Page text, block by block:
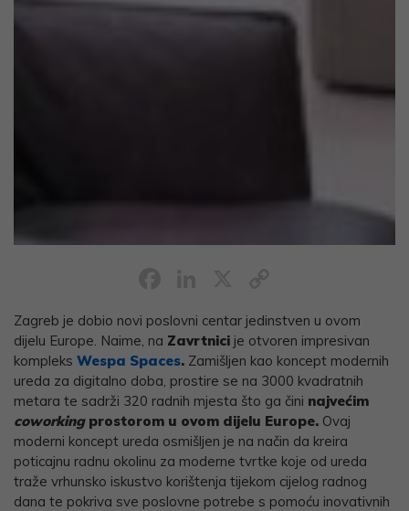
Link
Zagreb je dobio novi poslovni centar jedinstven u ovom
dijelu Europe. Naime, na Zavrtnici je otvoren impresivan
kompleks Wespa Spaces. Zamišljen kao koncept modernih
ureda za digitalno doba, prostire se na 3000 kvadratnih
metara te sadrži 320 radnih mjesta što ga čini najvećim
coworkingprostorom u ovom dijelu Europe. Ovaj
moderni koncept ureda osmišljen je na način da kreira
poticajnu radnu okolinu za moderne tvrtke koje od ureda
traže vrhunsko iskustvo korištenja tijekom cijelog radnog
dana te pokriva sve poslovne potrebe s pomoću inovativnih